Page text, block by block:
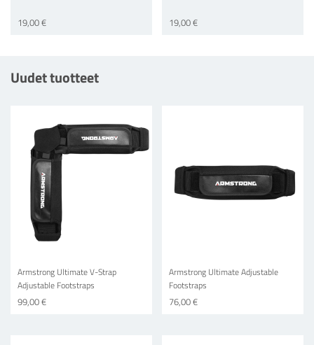
19,00 € 19,00 €
Uudet tuotteet
Armstrong Ultimate V-Strap
Adjustable Footstraps
99,00 €
Armstrong Ultimate Adjustable
Footstraps
76,00 €